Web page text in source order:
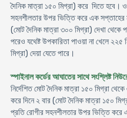
দৈনিক মাত্রা ১৫০ মিগ্রা) করে দিতে হবে।
সহনশীলতার উপর ভিত্তি করে এক সপ্তাহের
(মোট দৈনিক মাত্রা ৩০০ মিগ্রা) দেখা থেকে
পরেও যথেষ্ট উপকারিতা পাওয়া না খেলে ২২৫
মিগ্রা) দেয়া যেতে পারে।
স্পাইনাল কর্ডের আঘাতের সাথে সংশ্লিষ্ট
নির্দেশিত মোট দৈনিক মাত্রা ১৫০ মিগ্রা
করে দিনে ২ বার (মোট দৈনিক মাত্রা ১৫০
প্রতি রোগীর সহনশীলতার উপর ভিত্তি করে